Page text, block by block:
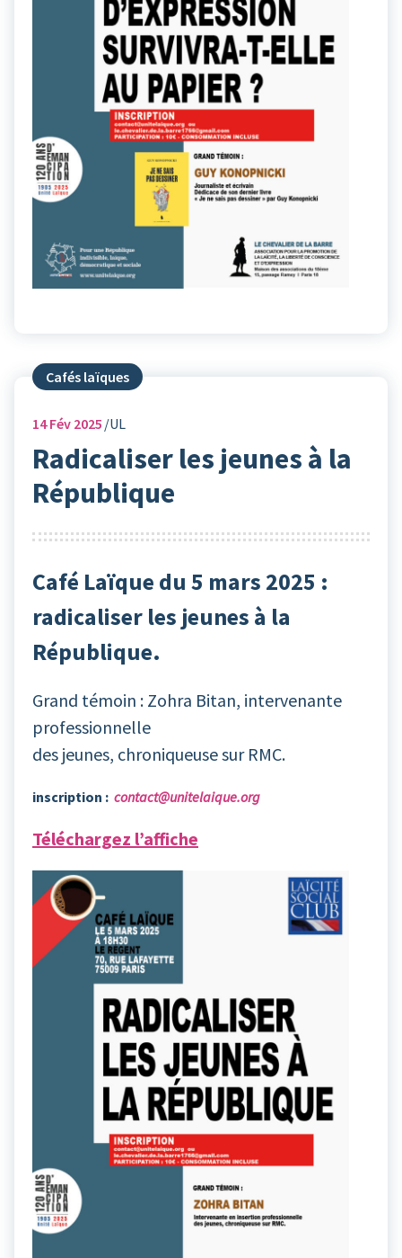
Cafés laïques
14Fév 2025 UL
Radicaliser les jeunes à la
République
Café Laïque du 5 mars 2025 :
radicaliser les jeunes à la
République.
Grand témoin : Zohra Bitan, intervenante
professionnelle
des jeunes, chroniqueuse sur RMC.
inscription : contact@unitelaique.org
Téléchargez l’affiche